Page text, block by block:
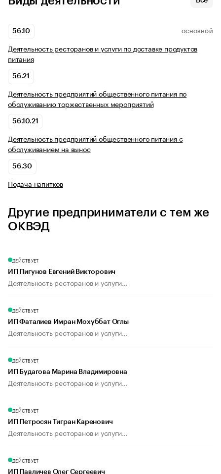
56.10 ОСНОВНОЙ
Деятельность ресторанов и услуги по доставке продуктов
питания
56.21
Деятельность предприятий общественного питания по
обслуживанию торжественных мероприятий
56.10.21
Деятельность предприятий общественного питания с
обслуживанием на вынос
56.30
Подача напитков
Другие предприниматели с тем же
ОКВЭД
ДЕЙСТВУЕТ
ИП Пигунов Евгений Викторович
Деятельность ресторанов и услуги...
ДЕЙСТВУЕТ
ИП Фаталиев Имран Мохуббат Оглы
Деятельность ресторанов и услуги...
ДЕЙСТВУЕТ
ИП Будагова Марина Владимировна
Деятельность ресторанов и услуги...
ДЕЙСТВУЕТ
ИП Петросян Тигран Каренович
Деятельность ресторанов и услуги...
ДЕЙСТВУЕТ
ИП Павличев Олег Сергеевич